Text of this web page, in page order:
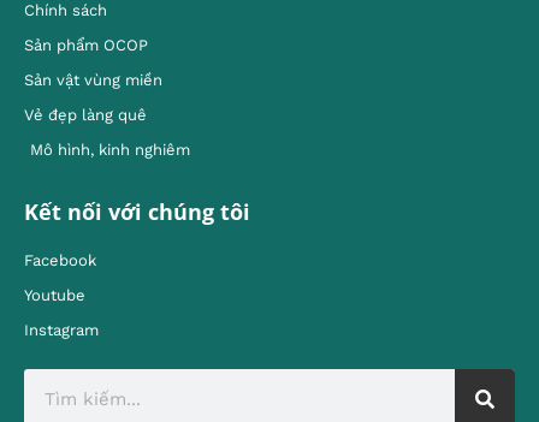
Chính sách
Sản phẩm OCOP
Sản vật vùng miền
Vẻ đẹp làng quê
Mô hình, kinh nghiêm
Kết nối với chúng tôi
Facebook
Youtube
Instagram